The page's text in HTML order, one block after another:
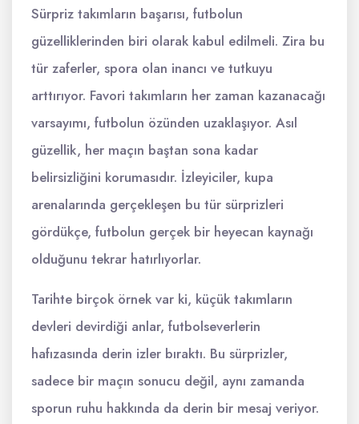
Sürpriz takımların başarısı, futbolun
güzelliklerinden biri olarak kabul edilmeli. Zira bu
tür zaferler, spora olan inancı ve tutkuyu
arttırıyor. Favori takımların her zaman kazanacağı
varsayımı, futbolun özünden uzaklaşıyor. Asıl
güzellik, her maçın baştan sona kadar
belirsizliğini korumasıdır. İzleyiciler, kupa
arenalarında gerçekleşen bu tür sürprizleri
gördükçe, futbolun gerçek bir heyecan kaynağı
olduğunu tekrar hatırlıyorlar.
Tarihte birçok örnek var ki, küçük takımların
devleri devirdiği anlar, futbolseverlerin
hafızasında derin izler bıraktı. Bu sürprizler,
sadece bir maçın sonucu değil, aynı zamanda
sporun ruhu hakkında da derin bir mesaj veriyor.